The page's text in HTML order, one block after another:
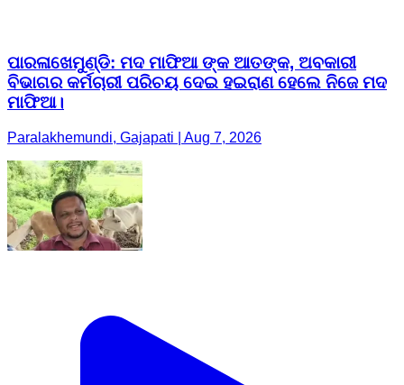
ପାରଳାଖେମୁଣ୍ଡି: ମଦ ମାଫିଆ ଙ୍କ ଆତଙ୍କ, ଅବକାରୀ
ବିଭାଗର କର୍ମଚାରୀ ପରିଚୟ ଦେଇ ହଇରାଣ ହେଲେ ନିଜେ ମଦ
ମାଫିଆ।
Paralakhemundi, Gajapati | Aug 7, 2026